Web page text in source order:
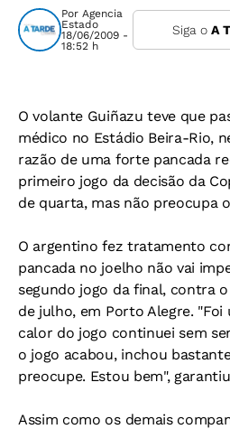
Por Agencia
Estado
18/06/2009 -
18:52 h
Siga o A
O volante Guiñazu teve que
médico no Estádio Beira-Rio,
razão de uma forte pancada
primeiro jogo da decisão da
de quarta, mas não preocupa
O argentino fez tratamento
pancada no joelho não vai
segundo jogo da final, contra
de julho, em Porto Alegre.
calor do jogo continuei sem
o jogo acabou, inchou
preocupe. Estou bem",
Assim como os demais